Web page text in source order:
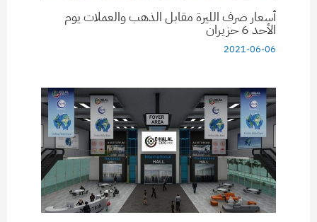
أسعار صرف الليرة مقابل الذهب والعملات يوم
الأحد 6 حزيران
2021-06-06